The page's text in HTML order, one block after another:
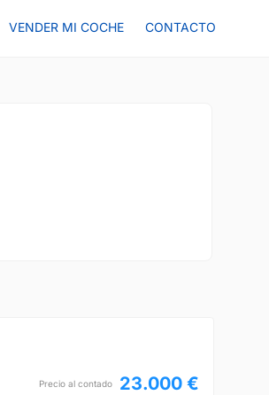
VENDER MI COCHE CONTACTO
Precio al contado 23.000 €